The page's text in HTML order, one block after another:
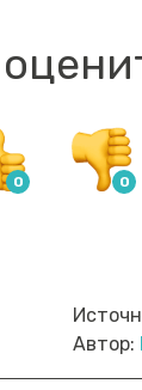
Автор: